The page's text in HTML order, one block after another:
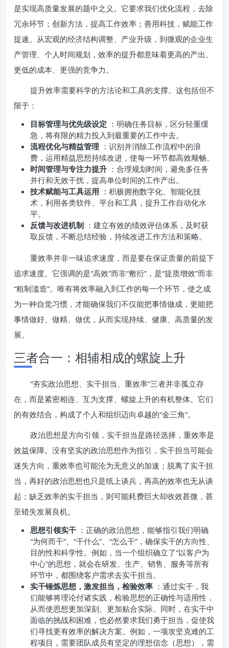
是实现高质量发展的题中之义。它要求我们优化流程，去除
冗余环节；创新方法，提高工作效率；善用科技，赋能工作
提速。从宏观的经济结构调整、产业升级，到微观的企业生
产管理、个人时间规划，效率的提升都意味着更高的产出、
更低的成本、更强的竞争力。
提升效率需要科学的方法论和工具的支撑。这包括但不
限于：
目标管理与优先级设定 ：明确任务目标，区分轻重缓
急，将有限的精力投入到最重要的工作中去。
流程优化与精益管理 ：识别并消除工作流程中的浪
费，运用精益思想持续改进，使每一环节都高效顺畅。
时间管理与专注力提升 ：合理规划时间，避免多任务
并行和无效干扰，提高单位时间的工作产出。
技术赋能与工具运用 ：积极拥抱数字化、智能化技
术，利用各类软件、平台和工具，提升工作自动化水
平。
反馈与改进机制 ：建立有效的绩效评估体系，及时获
取反馈，不断总结经验，持续改进工作方法和策略。
重效率并非一味追求速度，而是要在保证质量的前提下
追求速度。它强调的是“高效”而非“敷衍”，是“提质增效”而非
“粗制滥造”。唯有将效率融入到工作的每一个环节，使之成
为一种自觉习惯，才能确保我们不仅能把事情做成，更能把
事情做好、做精、做优，从而实现持续、健康、高质量的发
展。
三者合一：相辅相成的螺旋上升
“夯实政治思想、实干担当、重效率”三者并非孤立存
在，而是紧密相连、互为支撑、螺旋上升的有机整体。它们
的有效结合，构成了个人和组织迈向卓越的“金三角”。
政治思想是方向引领，实干担当是路径选择，重效率是
效益保障。没有坚实的政治思想作为指引，实干担当可能会
迷失方向，重效率也可能沦为无意义的加速；脱离了实干担
当，再好的政治思想也只是纸上谈兵，再高的效率也无从谈
起；缺乏效率的实干担当，则可能耗费巨大却收效甚微，甚
至错失发展良机。
思想引领实干 ：正确的政治思想，能够指引我们明确
“为何而干”、“干什么”、“怎么干”，确保实干的方向性、
目的性和科学性。例如，当一个组织确立了“以客户为
中心”的思想，就会在研发、生产、销售、服务等所有
环节中，都围绕客户需求去实干担当。
实干锤炼思想，激发担当，检验效率 ：通过实干，我
们能够将理论付诸实践，检验思想的正确性与适用性，
从而使思想更加深刻、更加贴合实际。同时，在实干中
面临的挑战和困难，也必然要求我们勇于担当，促使我
们寻找更有效率的解决方案。例如，一项攻坚克难的工
程项目，需要团队成员有坚定的理想信念（思想），需